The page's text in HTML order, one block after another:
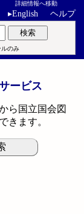
詳細情報へ移動
▸English ヘルプ
検索
ルのみ
ービス
ら国立国会図
きます。